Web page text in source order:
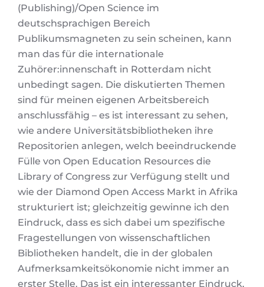
(Publishing)/Open Science im
deutschsprachigen Bereich
Publikumsmagneten zu sein scheinen, kann
man das für die internationale
Zuhörer:innenschaft in Rotterdam nicht
unbedingt sagen. Die diskutierten Themen
sind für meinen eigenen Arbeitsbereich
anschlussfähig – es ist interessant zu sehen,
wie andere Universitätsbibliotheken ihre
Repositorien anlegen, welch beeindruckende
Fülle von Open Education Resources die
Library of Congress zur Verfügung stellt und
wie der Diamond Open Access Markt in Afrika
strukturiert ist; gleichzeitig gewinne ich den
Eindruck, dass es sich dabei um spezifische
Fragestellungen von wissenschaftlichen
Bibliotheken handelt, die in der globalen
Aufmerksamkeitsökonomie nicht immer an
erster Stelle. Das ist ein interessanter Eindruck,